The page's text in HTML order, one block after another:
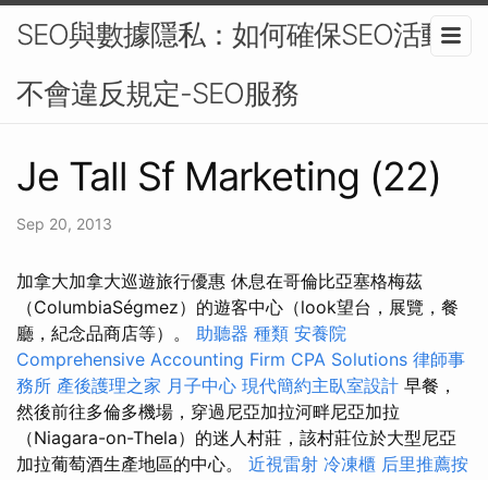
SEO與數據隱私：如何確保SEO活動
不會違反規定-SEO服務
Je Tall Sf Marketing (22)
Sep 20, 2013
加拿大加拿大巡遊旅行優惠 休息在哥倫比亞塞格梅茲
（ColumbiaSégmez）的遊客中心（look望台，展覽，餐
廳，紀念品商店等）。 助聽器 種類 安養院
Comprehensive Accounting Firm CPA Solutions 律師事
務所 產後護理之家 月子中心 現代簡約主臥室設計 早餐，
然後前往多倫多機場，穿過尼亞加拉河畔尼亞加拉
（Niagara-on-Thela）的迷人村莊，該村莊位於大型尼亞
加拉葡萄酒生產地區的中心。 近視雷射 冷凍櫃 后里推薦按